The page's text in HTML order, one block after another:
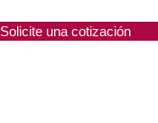
Solicite una cotización